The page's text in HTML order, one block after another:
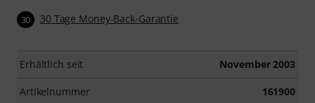
30 30 Tage Money-Back-Garantie
Erhältlich seit November 2003
Artikelnummer 161900